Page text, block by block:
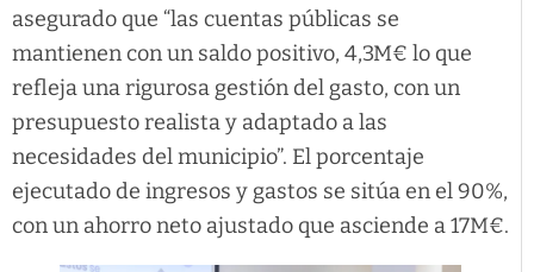
asegurado que “las cuentas públicas se
mantienen con un saldo positivo, 4,3M€ lo que
refleja una rigurosa gestión del gasto, con un
presupuesto realista y adaptado a las
necesidades del municipio”. El porcentaje
ejecutado de ingresos y gastos se sitúa en el 90%,
con un ahorro neto ajustado que asciende a 17M€.